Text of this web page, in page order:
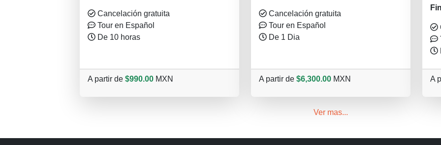
Cancelación gratuita
Tour en Español
De 10 horas
A partir de $990.00 MXN
Cancelación gratuita
Tour en Español
De 1 Dia
A partir de $6,300.00 MXN A
Ver mas...